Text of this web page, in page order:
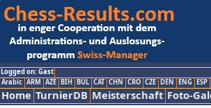
Logged on: Gast
Arabic ARM AZE BIH BUL CAT CHN CRO CZE DEN ENG ESP
Home TurnierDB Meisterschaft Foto-